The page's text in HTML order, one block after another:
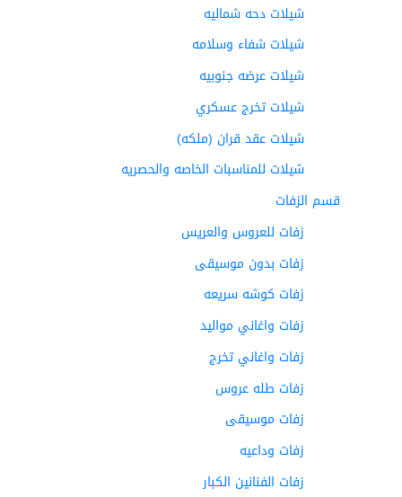
شيلات دحه شماليه
شيلات شفاء وسلامه
شيلات عرضه جنوبيه
شيلات تخرج عسكري
شيلات عقد قران (ملكه)
شيلات للمناسبات الخاصه والحصريه
قسم الزفات
زفات للعروس والعريس
زفات بدون موسيقى
زفات كوشه سريعه
زفات واغاني مواليد
زفات واغاني تخرج
زفات طله عروس
زفات موسيقى
زفات وداعيه
زفات الفنانين الكبار